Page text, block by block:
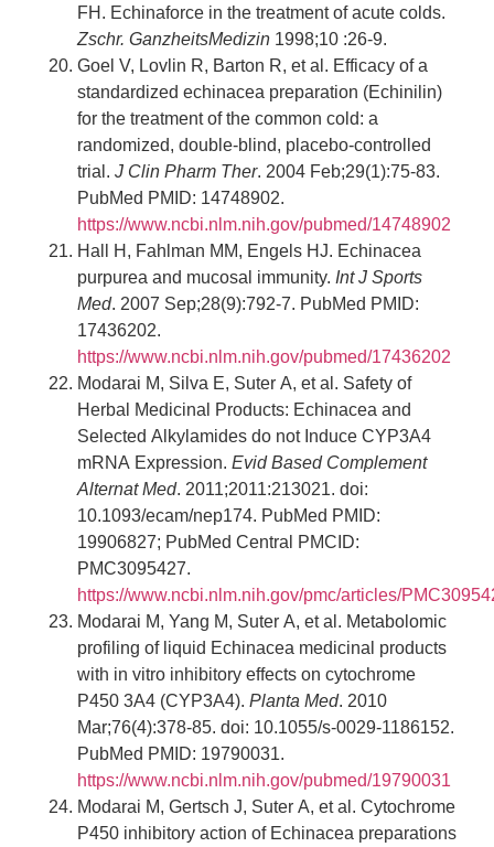
FH. Echinaforce in the treatment of acute colds.
Zschr. GanzheitsMedizin 1998;10 :26-9.
Goel V, Lovlin R, Barton R, et al. Efficacy of a
standardized echinacea preparation (Echinilin)
for the treatment of the common cold: a
randomized, double-blind, placebo-controlled
trial. J Clin Pharm Ther. 2004 Feb;29(1):75-83.
PubMed PMID: 14748902.
https://www.ncbi.nlm.nih.gov/pubmed/14748902
Hall H, Fahlman MM, Engels HJ. Echinacea
purpurea and mucosal immunity. IntJ Sports
Med. 2007 Sep;28(9):792-7. PubMed PMID:
17436202.
https://www.ncbi.nlm.nih.gov/pubmed/17436202
Modarai M, Silva E, Suter A, et al. Safety of
Herbal Medicinal Products: Echinacea and
Selected Alkylamides do not Induce CYP3A4
mRNA Expression. Evid Based Complement
Alternat Med. 2011;2011:213021. doi:
10.1093/ecam/nep174. PubMed PMID:
19906827; PubMed Central PMCID:
PMC3095427.
https://www.ncbi.nlm.nih.gov/pmc/articles/
Modarai M, Yang M, Suter A, et al. Metabolomic
profiling of liquid Echinacea medicinal products
with in vitro inhibitory effects on cytochrome
P450 3A4 (CYP3A4). Planta Med. 2010
Mar;76(4):378-85. doi: 10.1055/s-0029-1186152.
PubMed PMID: 19790031.
https://www.ncbi.nlm.nih.gov/pubmed/19790031
Modarai M, Gertsch J, Suter A, et al. Cytochrome
P450 inhibitory action of Echinacea preparations